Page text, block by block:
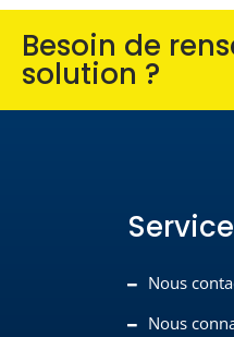
Besoin de
solution ?
Nous
Nous